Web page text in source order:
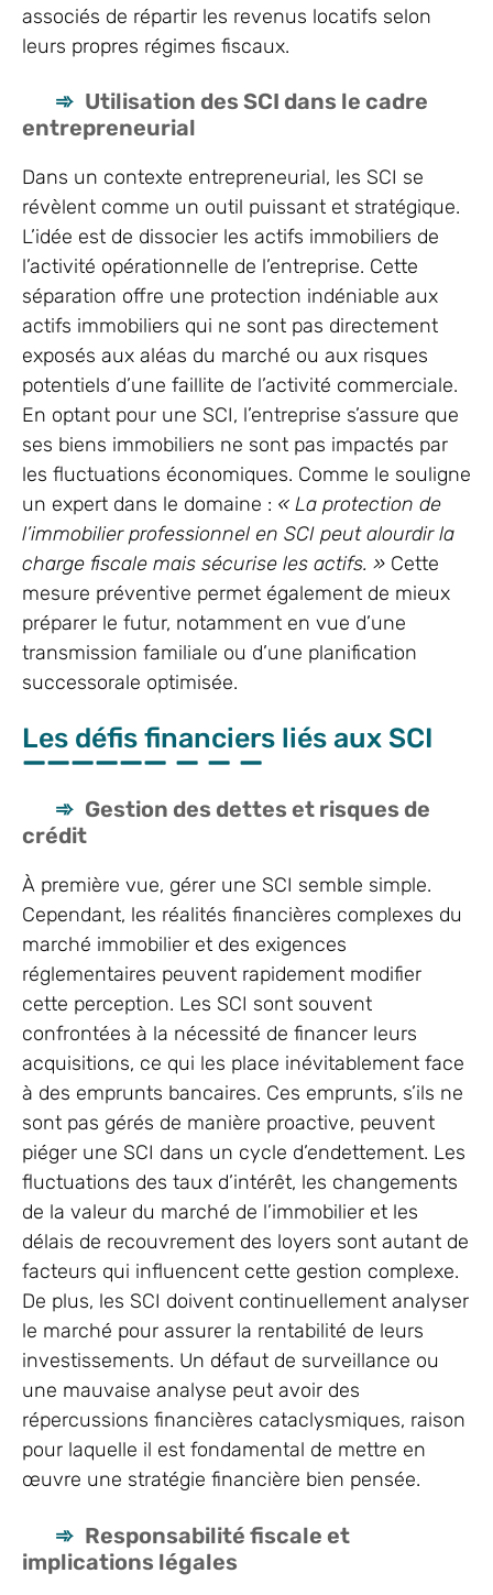
associés de répartir les revenus locatifs selon
leurs propres régimes fiscaux.
Utilisation des SCI dans le cadre
entrepreneurial
Dans un contexte entrepreneurial, les SCI se
révèlent comme un outil puissant et stratégique.
L’idée est de dissocier les actifs immobiliers de
l’activité opérationnelle de l’entreprise. Cette
séparation offre une protection indéniable aux
actifs immobiliers qui ne sont pas directement
exposés aux aléas du marché ou aux risques
potentiels d’une faillite de l’activité commerciale.
En optant pour une SCI, l’entreprise s’assure que
ses biens immobiliers ne sont pas impactés par
les fluctuations économiques. Comme le souligne
un expert dans le domaine : « La protection de
l’immobilier professionnel en SCI peut alourdir la
charge fiscale mais sécurise les actifs. » Cette
mesure préventive permet également de mieux
préparer le futur, notamment en vue d’une
transmission familiale ou d’une planification
successorale optimisée.
Les défis financiers liés aux SCI
Gestion des dettes et risques de
crédit
À première vue, gérer une SCI semble simple.
Cependant, les réalités financières complexes du
marché immobilier et des exigences
réglementaires peuvent rapidement modifier
cette perception. Les SCI sont souvent
confrontées à la nécessité de financer leurs
acquisitions, ce qui les place inévitablement face
à des emprunts bancaires. Ces emprunts, s’ils ne
sont pas gérés de manière proactive, peuvent
piéger une SCI dans un cycle d’endettement. Les
fluctuations des taux d’intérêt, les changements
de la valeur du marché de l’immobilier et les
délais de recouvrement des loyers sont autant de
facteurs qui influencent cette gestion complexe.
De plus, les SCI doivent continuellement analyser
le marché pour assurer la rentabilité de leurs
investissements. Un défaut de surveillance ou
une mauvaise analyse peut avoir des
répercussions financières cataclysmiques, raison
pour laquelle il est fondamental de mettre en
œuvre une stratégie financière bien pensée.
Responsabilité fiscale et
implications légales